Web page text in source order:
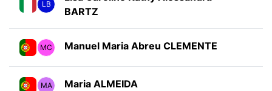
LB
BARTZ
MC Manuel Maria Abreu CLEMENTE
MA Maria ALMEIDA